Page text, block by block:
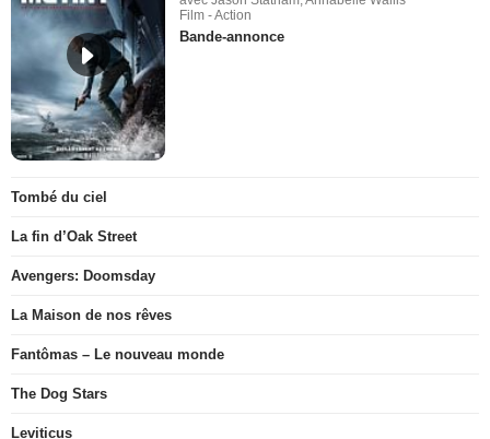
Film - Action
Bande-annonce
Tombé du ciel
La fin d’Oak Street
Avengers: Doomsday
La Maison de nos rêves
Fantômas – Le nouveau monde
The Dog Stars
Leviticus